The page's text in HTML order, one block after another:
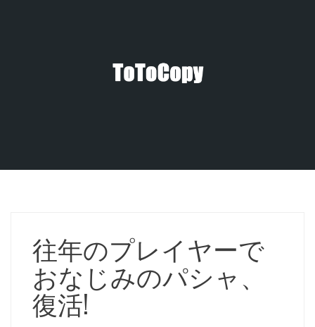
往年のプレイヤーで
おなじみのパシャ、
復活!